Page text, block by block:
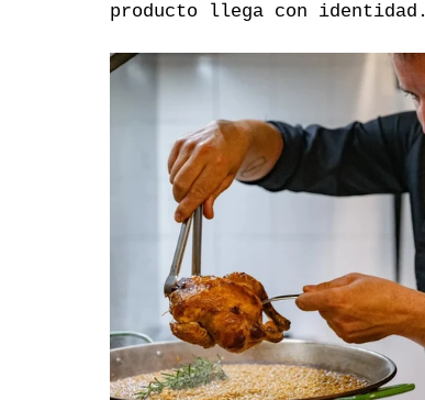
producto llega con identidad.